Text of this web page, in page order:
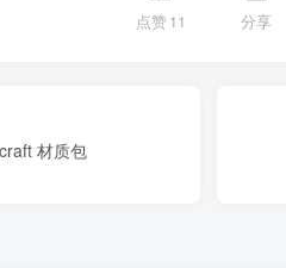
点赞11 分享
材质包